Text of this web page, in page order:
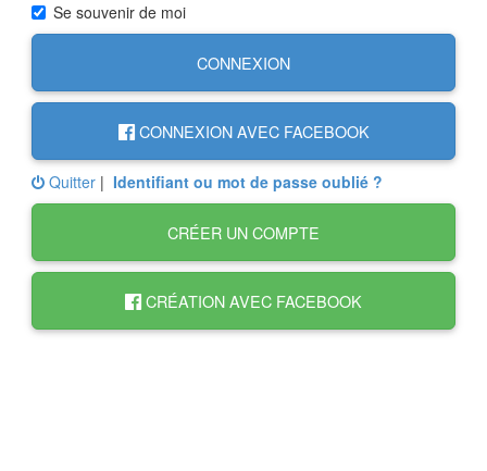
Se souvenir de moi
CONNEXION
CONNEXION AVEC FACEBOOK
Quitter | Identifiant ou mot de passe oublié ?
CRÉER UN COMPTE
CRÉATION AVEC FACEBOOK